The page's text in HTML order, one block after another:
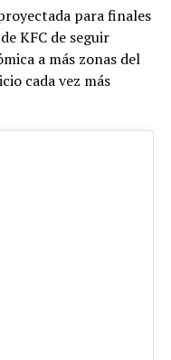
para finales
KFC de seguir
a más zonas del
cada vez más